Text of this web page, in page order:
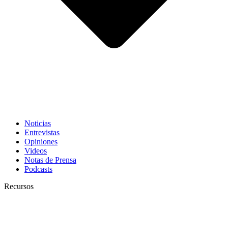
Noticias
Entrevistas
Opiniones
Videos
Notas de Prensa
Podcasts
Recursos